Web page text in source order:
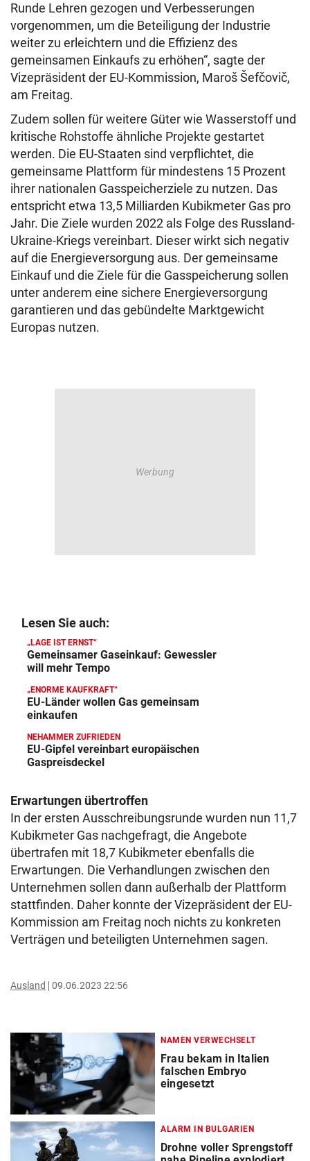
Runde Lehren gezogen und Verbesserungen
vorgenommen, um die Beteiligung der Industrie
weiter zu erleichtern und die Effizienz des
gemeinsamen Einkaufs zu erhöhen“, sagte der
Vizepräsident der EU-Kommission, Maroš Šefčovič,
am Freitag.
Zudem sollen für weitere Güter wie Wasserstoff und
kritische Rohstoffe ähnliche Projekte gestartet
werden. Die EU-Staaten sind verpflichtet, die
gemeinsame Plattform für mindestens 15 Prozent
ihrer nationalen Gasspeicherziele zu nutzen. Das
entspricht etwa 13,5 Milliarden Kubikmeter Gas pro
Jahr. Die Ziele wurden 2022 als Folge des Russland-
Ukraine-Kriegs vereinbart. Dieser wirkt sich negativ
auf die Energieversorgung aus. Der gemeinsame
Einkauf und die Ziele für die Gasspeicherung sollen
unter anderem eine sichere Energieversorgung
garantieren und das gebündelte Marktgewicht
Europas nutzen.
Lesen Sie auch:
„LAGE IST ERNST“
Gemeinsamer Gaseinkauf: Gewessler
will mehr Tempo
„ENORME KAUFKRAFT“
EU-Länder wollen Gas gemeinsam
einkaufen
NEHAMMER ZUFRIEDEN
EU-Gipfel vereinbart europäischen
Gaspreisdeckel
Erwartungen übertroffen
In der ersten Ausschreibungsrunde wurden nun 11,7
Kubikmeter Gas nachgefragt, die Angebote
übertrafen mit 18,7 Kubikmeter ebenfalls die
Erwartungen. Die Verhandlungen zwischen den
Unternehmen sollen dann außerhalb der Plattform
stattfinden. Daher konnte der Vizepräsident der EU-
Kommission am Freitag noch nichts zu konkreten
Verträgen und beteiligten Unternehmen sagen.
Ausland 09.06.2023 22:56
NAMEN VERWECHSELT
Frau bekam in Italien
falschen Embryo
eingesetzt
ALARM IN BULGARIEN
Drohne voller Sprengstoff